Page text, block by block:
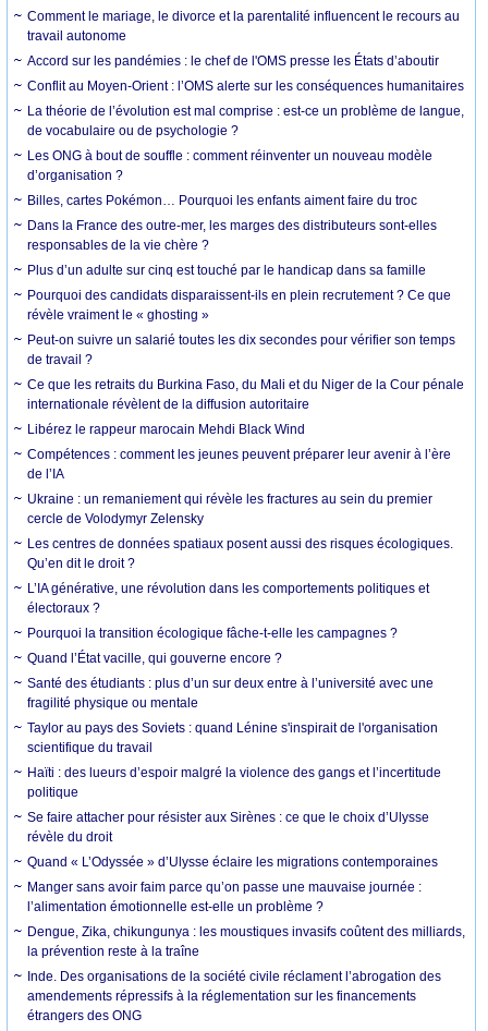
Comment le mariage, le divorce et la parentalité influencent le recours au
travail autonome
Accord sur les pandémies : le chef de l'OMS presse les États d’aboutir
Conflit au Moyen-Orient : l’OMS alerte sur les conséquences humanitaires
La théorie de l’évolution est mal comprise : est-ce un problème de langue,
de vocabulaire ou de psychologie ?
Les ONG à bout de souffle : comment réinventer un nouveau modèle
d’organisation ?
Billes, cartes Pokémon… Pourquoi les enfants aiment faire du troc
Dans la France des outre-mer, les marges des distributeurs sont-elles
responsables de la vie chère ?
Plus d’un adulte sur cinq est touché par le handicap dans sa famille
Pourquoi des candidats disparaissent-ils en plein recrutement ? Ce que
révèle vraiment le « ghosting »
Peut-on suivre un salarié toutes les dix secondes pour vérifier son temps
de travail ?
Ce que les retraits du Burkina Faso, du Mali et du Niger de la Cour pénale
internationale révèlent de la diffusion autoritaire
Libérez le rappeur marocain Mehdi Black Wind
Compétences : comment les jeunes peuvent préparer leur avenir à l’ère
de l’IA
Ukraine : un remaniement qui révèle les fractures au sein du premier
cercle de Volodymyr Zelensky
Les centres de données spatiaux posent aussi des risques écologiques.
Qu’en dit le droit ?
L’IA générative, une révolution dans les comportements politiques et
électoraux ?
Pourquoi la transition écologique fâche-t-elle les campagnes ?
Quand l’État vacille, qui gouverne encore ?
Santé des étudiants : plus d’un sur deux entre à l’université avec une
fragilité physique ou mentale
Taylor au pays des Soviets : quand Lénine s'inspirait de l'organisation
scientifique du travail
Haïti : des lueurs d’espoir malgré la violence des gangs et l’incertitude
politique
Se faire attacher pour résister aux Sirènes : ce que le choix d’Ulysse
révèle du droit
Quand « L’Odyssée » d’Ulysse éclaire les migrations contemporaines
Manger sans avoir faim parce qu’on passe une mauvaise journée :
l’alimentation émotionnelle est-elle un problème ?
Dengue, Zika, chikungunya : les moustiques invasifs coûtent des milliards,
la prévention reste à la traîne
Inde. Des organisations de la société civile réclament l’abrogation des
amendements répressifs à la réglementation sur les financements
étrangers des ONG